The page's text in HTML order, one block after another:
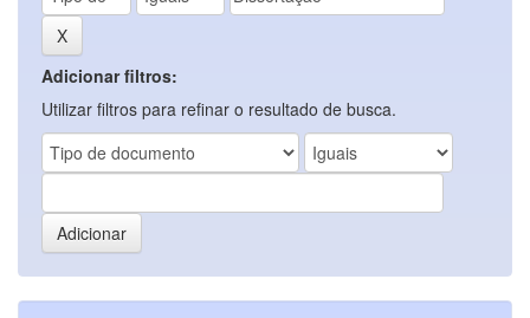
Adicionar filtros:
Utilizar filtros para refinar o resultado de busca.